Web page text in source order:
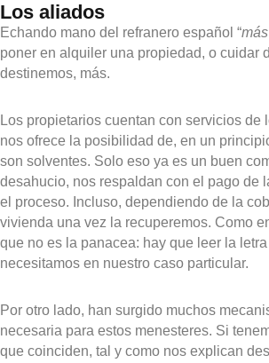
Los aliados
Echando mano del refranero español “
poner en alquiler una propiedad, o cuidar
destinemos, más.
Los propietarios cuentan con servicios
nos ofrece la posibilidad de, en un
son solventes. Solo eso ya es un buen
desahucio, nos respaldan con el pago de
el proceso. Incluso, dependiendo de la
vivienda una vez la recuperemos. Como
que no es la panacea: hay que leer la
necesitamos en nuestro caso particular.
Por otro lado, han surgido muchos
necesaria para estos menesteres. Si
que coinciden, tal y como nos explican